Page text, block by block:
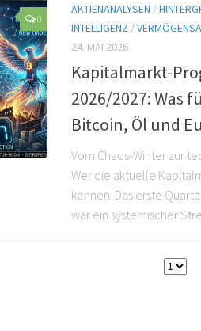
0
AKTIENANALYSEN /
INTELLIGENZ /
24. MAI 2026
Kapitalmarkt-
2026/2027: Was
Bitcoin, Öl und
Vom Chaos-Winter zur
Wer die aktuelle
kennen. Das erste
war ein systemischer